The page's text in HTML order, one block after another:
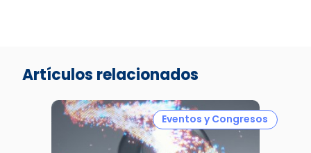
Artículos relacionados
Eventos y Congresos